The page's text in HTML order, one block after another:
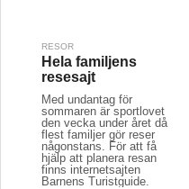
RESOR
Hela familjens
resesajt
Med undantag för
sommaren är sportlovet
den vecka under året då
flest familjer gör reser
någonstans. För att få
hjälp att planera resan
finns internetsajten
Barnens Turistguide.